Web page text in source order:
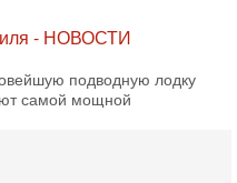
- НОВОСТИ
подводную лодку
самой мощной